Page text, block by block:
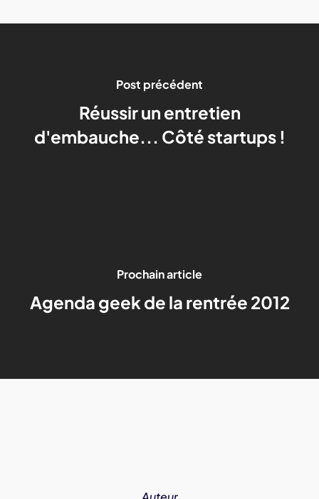
Post précédent
Réussir un entretien
d'embauche... Côté startups !
Prochain article
Agenda geek de la rentrée 2012